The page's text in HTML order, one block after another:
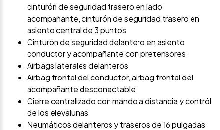
cinturón de seguridad trasero en lado
acompañante, cinturón de seguridad trasero en
asiento central de 3 puntos
Cinturón de seguridad delantero en asiento
conductor y acompañante con pretensores
Airbags laterales delanteros
Airbag frontal del conductor, airbag frontal del
acompañante desconectable
Cierre centralizado con mando a distancia y contról
de los elevalunas
Neumáticos delanteros y traseros de 16 pulgadas